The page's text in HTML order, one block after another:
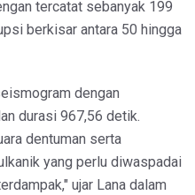
tercatat sebanyak 199
berkisar antara 50 hingga
dengan
durasi 967,56 detik.
dentuman serta
yang perlu diwaspadai
ujar Lana dalam